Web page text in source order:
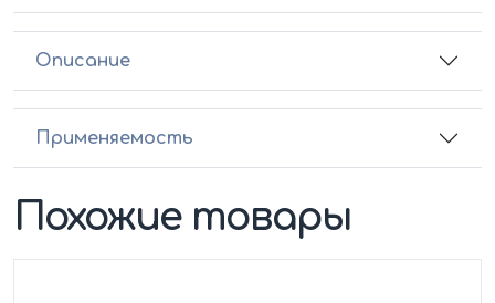
Описание
Применяемость
Похожие товары